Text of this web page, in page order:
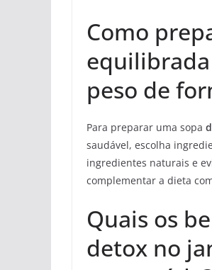
Como
peso de
Para preparar uma sopa
saudável, escolha
ingredientes naturais e
complementar a dieta
Quais os
detox no